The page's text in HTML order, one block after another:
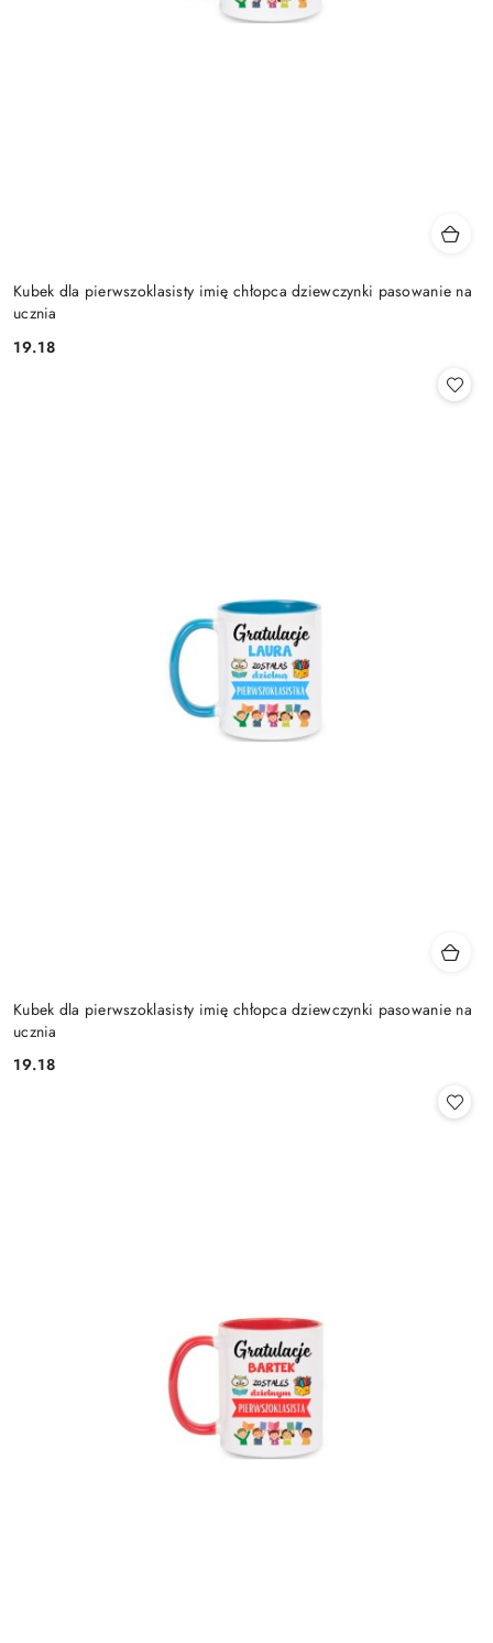
Kubek dla pierwszoklasisty imię chłopca dziewczynki pasowanie na
ucznia
Cena:
19.18
Kubek dla pierwszoklasisty imię chłopca dziewczynki pasowanie na
ucznia
Cena:
19.18